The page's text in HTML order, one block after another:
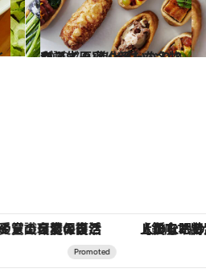
2020.7.3
ウィズ原宿に新たな名物が誕生！ 進化系いなり＆和スイーツ
グルメ
別な名入れギフトまで。大人のための「ReFa GINZA」クルーズ 【夏限定ディナーコース】旬を